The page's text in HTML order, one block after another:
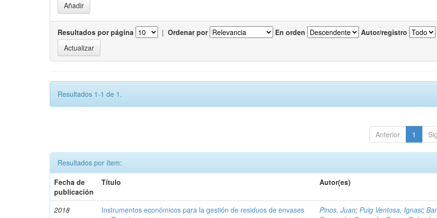
Resultados por página | Ordenar por En orden Autor/registro
Resultados 1-1 de 1.
Anterior 1
Resultados por ítem:
Fecha de
publicación
Título Autor(es)
2018
Instrumentos económicos para la gestión de residuos de envases
Pinos, Juan;Puig Ventosa, Ignasi;